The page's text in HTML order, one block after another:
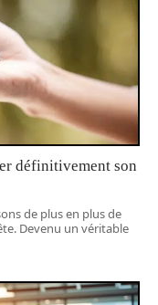
définitivement son
de plus en plus de
Devenu un véritable